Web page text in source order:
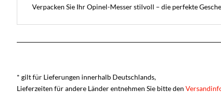
Verpacken Sie Ihr Opinel-Messer stilvoll – die perfekte
* gilt für Lieferungen innerhalb Deutschlands,
Lieferzeiten für andere Länder entnehmen Sie bitte den